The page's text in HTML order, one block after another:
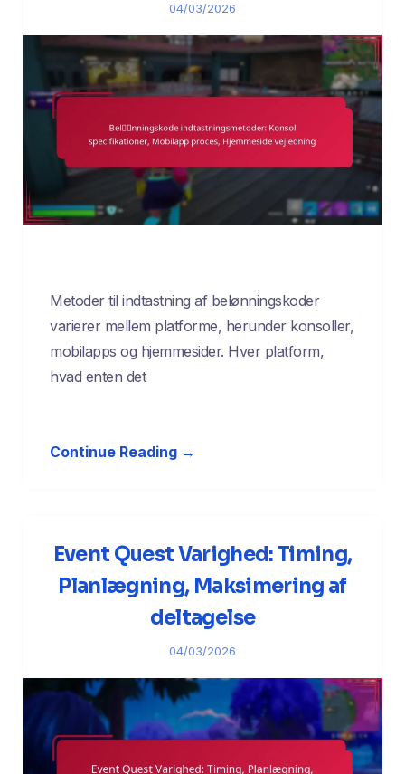
04/03/2026
Metoder til indtastning af belønningskoder
varierer mellem platforme, herunder konsoller,
mobilapps og hjemmesider. Hver platform,
hvad enten det
Continue Reading →
Event Quest Varighed: Timing,
Planlægning, Maksimering af
deltagelse
04/03/2026